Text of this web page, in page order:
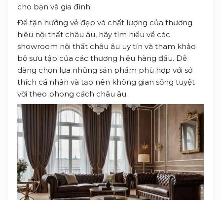
cho bạn và gia đình.
Để tận hưởng vẻ đẹp và chất lượng của thương
hiệu nội thất châu âu, hãy tìm hiểu về các
showroom nội thất châu âu uy tín và tham khảo
bộ sưu tập của các thương hiệu hàng đầu. Dễ
dàng chọn lựa những sản phẩm phù hợp với sở
thích cá nhân và tạo nên không gian sống tuyệt
vời theo phong cách châu âu.